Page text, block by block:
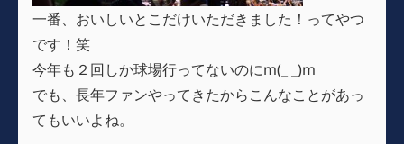
一番、おいしいとこだけいただきました！ってやつ
です！笑
今年も２回しか球場行ってないのにm(_ _)m
でも、長年ファンやってきたからこんなことがあっ
てもいいよね。